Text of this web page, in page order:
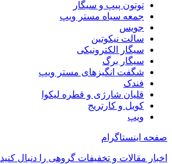
توتون پیپ و سیگار
جمعه سیاه مستر ویپ
جویس
سالت نیکوتین
سیگار الکترونیکی
سیگار برگ
شگفت انگیزهای مستر ویپ
فندک
قلیان شارژی و قطره لیکوا
کویل و کارتریج
ویپ
صفحه اینستاگرام
اخبار مقالات و تخفیفات گروهی را دنبال کنید